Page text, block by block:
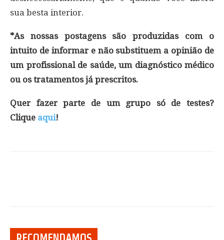
sua besta interior.
*As nossas postagens são produzidas com o
intuito de informar e não substituem a opinião de
um profissional de saúde, um diagnóstico médico
ou os tratamentos já prescritos.
Quer fazer parte de um grupo só de testes?
Clique aqui!